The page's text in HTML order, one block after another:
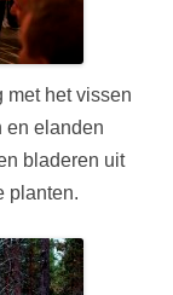
met het vissen
en elanden
bladeren uit
planten.